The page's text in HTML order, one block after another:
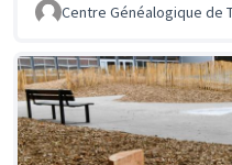
Centre Généalogique de